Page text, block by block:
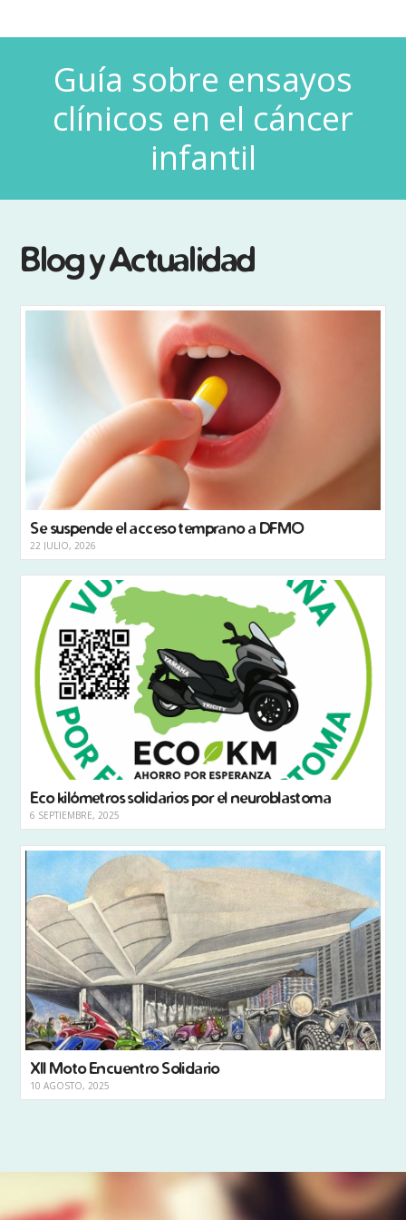
Guía sobre ensayos
clínicos en el cáncer
infantil
Blog y Actualidad
Se suspende el acceso temprano a DFMO
22 JULIO, 2026
Eco kilómetros solidarios por el neuroblastoma
6 SEPTIEMBRE, 2025
XII Moto Encuentro Solidario
10 AGOSTO, 2025